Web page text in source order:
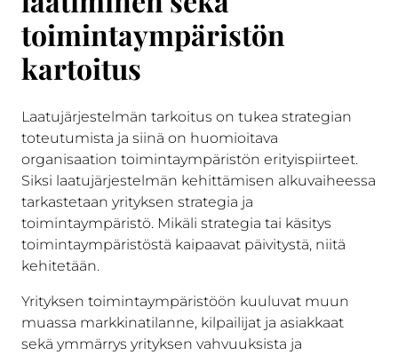
toimintaympäristön
kartoitus
Laatujärjestelmän tarkoitus on tukea strategian
toteutumista ja siinä on huomioitava
organisaation toimintaympäristön erityispiirteet.
Siksi laatujärjestelmän kehittämisen alkuvaiheessa
tarkastetaan yrityksen strategia ja
toimintaympäristö. Mikäli strategia tai käsitys
toimintaympäristöstä kaipaavat päivitystä, niitä
kehitetään.
Yrityksen toimintaympäristöön kuuluvat muun
muassa markkinatilanne, kilpailijat ja asiakkaat
sekä ymmärrys yrityksen vahvuuksista ja